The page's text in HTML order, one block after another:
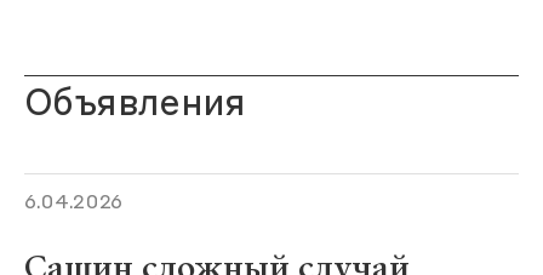
Объявления
6.04.2026